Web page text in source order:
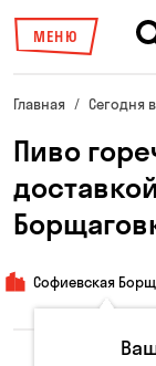
МЕНЮ
Главная Сегодня
Пиво
Софиевская
Все товары